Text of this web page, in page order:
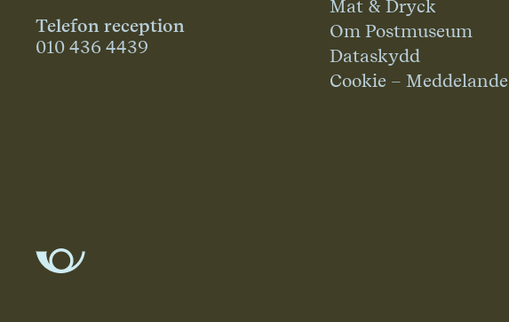
Telefon reception
010 436 4439
Mat & Dryck
Om Postmuseum
Dataskydd
Cookie – Meddelande